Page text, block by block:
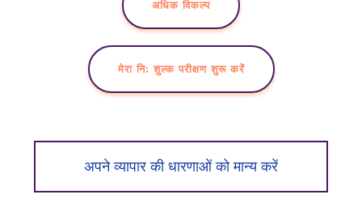
अधिक विकल्प
मेरा नि: शुल्क परीक्षण शुरू करें
अपने व्यापार की धारणाओं को मान्य करें